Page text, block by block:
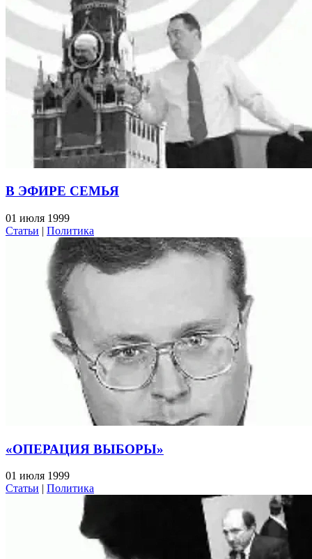
В ЭФИРЕ СЕМЬЯ
01 июля 1999
Статьи | Политика
«ОПЕРАЦИЯ ВЫБОРЫ»
01 июля 1999
Статьи | Политика